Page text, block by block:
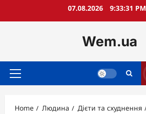
07.08.2026 9:33:33 PM
Wem.ua
Primary
Home Людина
Дієти та схуднення